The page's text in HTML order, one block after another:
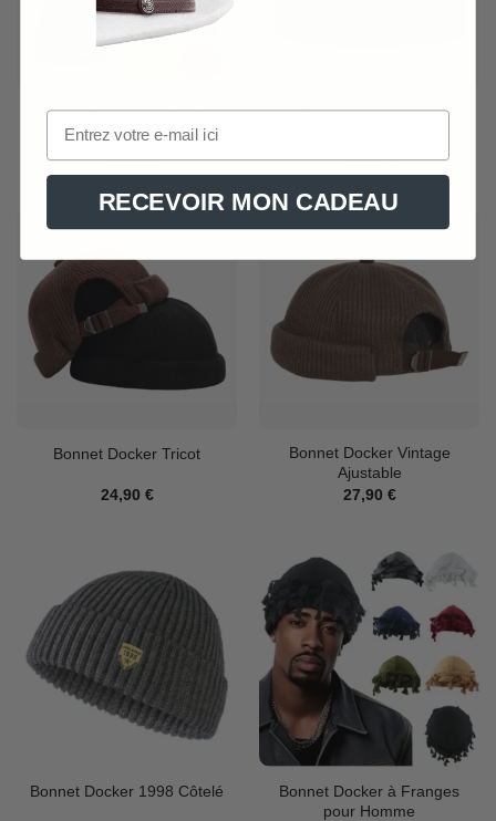
Bonnet Docker de Couleur
16,90€
Bonnet Docker Jean
23,90€
Bonnet Docker Tricot
24,90 €
Bonnet Docker Vintage
Ajustable
27,90 €
Bonnet Docker 1998 Côtelé
Bonnet Docker à Franges
pour Homme
RECEVOIR MON CADEAU